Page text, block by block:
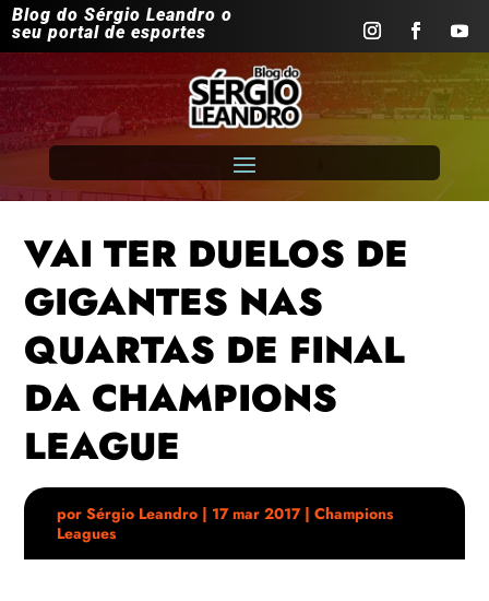
Blog do Sérgio Leandro o
seu portal de esportes
VAI TER DUELOS DE
GIGANTES NAS
QUARTAS DE FINAL
DA CHAMPIONS
LEAGUE
porSérgio Leandro | 17 mar 2017|Champions
Leagues